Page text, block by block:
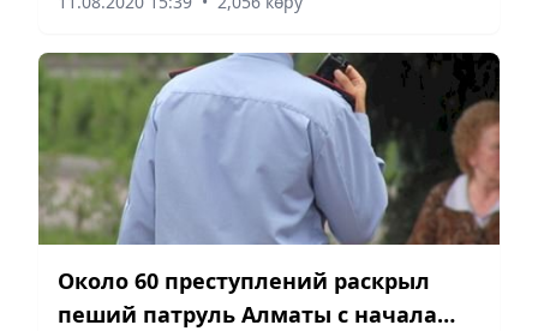
Около 60 преступлений раскрыл
пеший патруль Алматы с начала